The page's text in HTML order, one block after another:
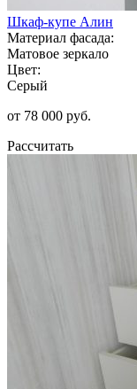
Шкаф-купе Алин
Материал фасада:
Матовое зеркало
Цвет:
Серый
от 78 000 руб.
Рассчитать